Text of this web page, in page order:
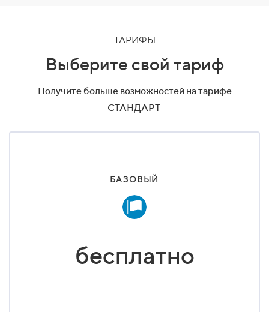
ТАРИФЫ
Выберите свой тариф
Получите больше возможностей на тарифе
СТАНДАРТ
БАЗОВЫЙ
бесплатно